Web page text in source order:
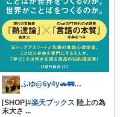
ふゆ@6y4y🚗🚃コレ歓迎🍀
[SHOP]#楽天ブックス 陸上の為
末大さ ...